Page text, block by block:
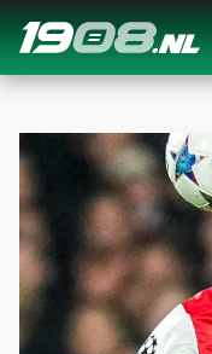
Navigation